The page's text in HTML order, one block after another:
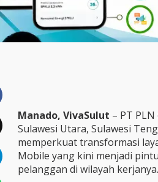
5
J
l
a
n
g
g
a
n
Manado, VivaSulut – PT
Sulawesi Utara, Sulawesi
memperkuat transformasi
Mobile yang kini menjadi
pelanggan di wilayah kerjanya.